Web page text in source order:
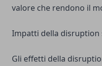
valore che rendono il
Impatti della disruption
Gli effetti della